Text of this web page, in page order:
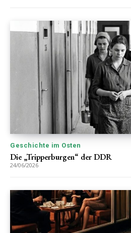
Geschichte im Osten
Die „Tripperburgen“ der DDR
24/06/2026